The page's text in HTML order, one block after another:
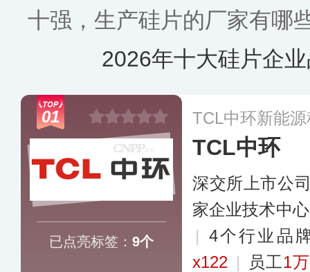
十强，生产硅片的厂家有哪
2026年十大硅片企
01
已点亮标签： 9个
TCL中环新能
TCL中环
深交所上市公
家企业技术中心
| 4个行业品
x122 | 员工1